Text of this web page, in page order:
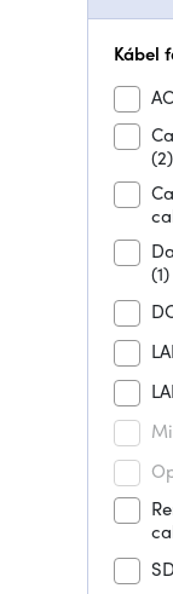
Kábel
(2)
(1)